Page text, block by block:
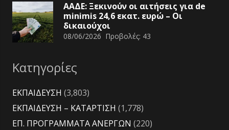
ΑΑΔΕ: Ξεκινούν οι αιτήσεις για de
minimis 24,6 εκατ. ευρώ – Οι
δικαιούχοι
08/06/2026 Προβολές: 43
Κατηγορίες
ΕΚΠΑΙΔΕΥΣΗ (3,803)
ΕΚΠΑΙΔΕΥΣΗ – ΚΑΤΑΡΤΙΣΗ (1,778)
ΕΠ. ΠΡΟΓΡΑΜΜΑΤΑ ΑΝΕΡΓΩΝ (220)